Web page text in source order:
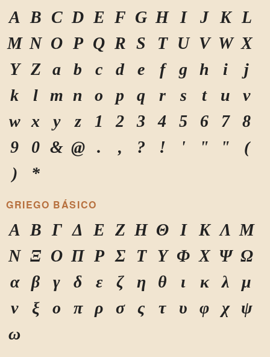
A B C D E F G H I J K L
M N O P Q R S T U V W X
Y Z a b c d e f g h i
j
k
l m n o p q r s t u
v
w x y z 1 2 3 4 5 6 7
8
9
0 & @ . , ? ! ' " "
(
)
*
GRIEGO BÁSICO
Α Β Γ Δ Ε Ζ Η Θ Ι Κ Λ Μ
Ν Ξ Ο Π Ρ Σ Τ Υ Φ Χ Ψ Ω
α
β γ δ ε ζ η θ ι κ λ
μ
ν
ξ ο π ρ σ ς τ υ φ χ
ψ
ω